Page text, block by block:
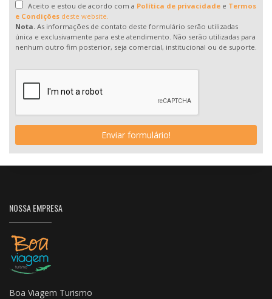
Aceito e estou de acordo com a Política de privacidadee Termos
e Condições deste website.
Nota. As informações de contato deste formulário serão utilizadas
única e exclusivamente para este atendimento. Não serão utilizadas para
nenhum outro fim posterior, seja comercial, institucional ou de suporte.
Enviar formulário!
NOSSA EMPRESA
Boa Viagem Turismo